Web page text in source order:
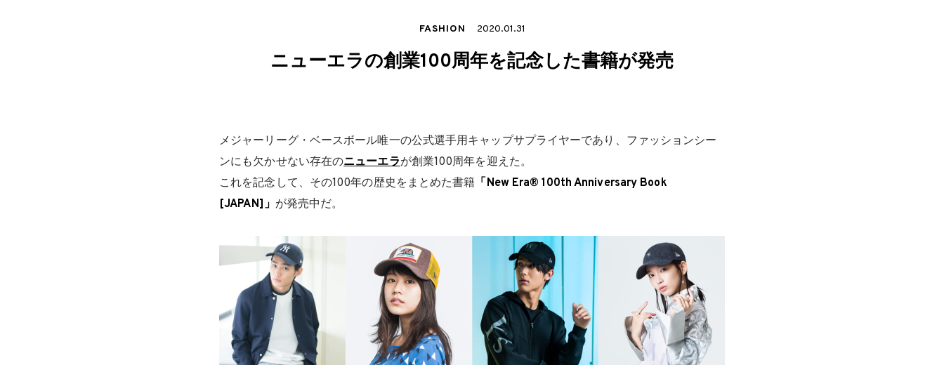
FASHION 2020.01.31
ニューエラの創業100周年を記念した書籍が発売
メジャーリーグ・ベースボール唯一の公式選手用キャップサプライヤーであり、ファッションシー
ンにも欠かせない存在のニューエラが創業100周年を迎えた。
これを記念して、その100年の歴史をまとめた書籍 「New Era® 100th Anniversary Book
[JAPAN]」 が発売中だ。